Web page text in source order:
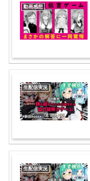
動画感想
生配信実況
生配信実況